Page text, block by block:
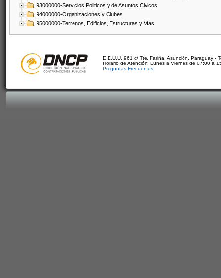
93000000-Servicios Politicos y de Asuntos Civicos
94000000-Organizaciones y Clubes
95000000-Terrenos, Edificios, Estructuras y Vías
E.E.U.U. 961 c/ Tte. Fariña. Asunción, Paraguay -
Horario de Atención: Lunes a Viernes de 07:00 a
Preguntas Frecuentes